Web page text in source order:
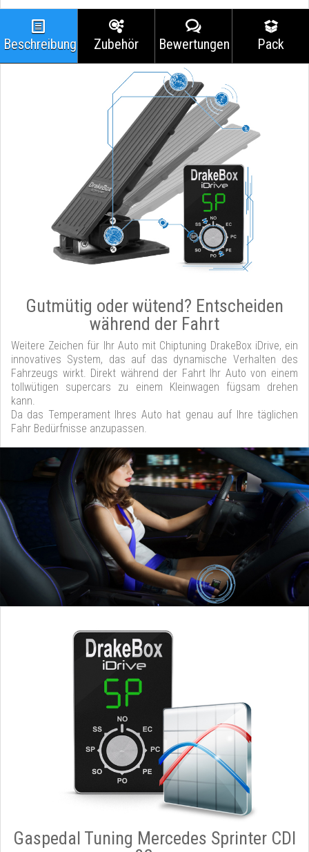
Beschreibung Zubehör Bewertungen Pack
Gutmütig oder wütend? Entscheiden
während der Fahrt
Weitere Zeichen für Ihr Auto mit Chiptuning DrakeBox iDrive, ein
innovatives System, das auf das dynamische Verhalten des
Fahrzeugs wirkt. Direkt während der Fahrt Ihr Auto von einem
tollwütigen supercars zu einem Kleinwagen fügsam drehen
kann.
Da das Temperament Ihres Auto hat genau auf Ihre täglichen
Fahr Bedürfnisse anzupassen.
Gaspedal Tuning Mercedes Sprinter CDI